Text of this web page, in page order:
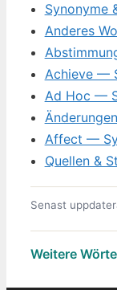
Synonyme
Anderes
Achieve —
Ad Hoc —
Affect —
Quellen &
Senast
Weitere